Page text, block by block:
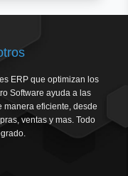
ERP que optimizan los
Software ayuda a las
manera eficiente, desde
ventas y mas. Todo